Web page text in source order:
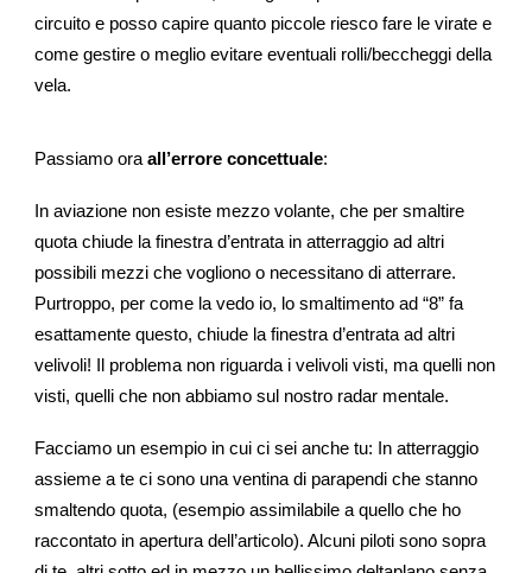
circuito e posso capire quanto piccole riesco fare le virate e
come gestire o meglio evitare eventuali rolli/beccheggi della
vela.
Passiamo oraall’errore concettuale:
In aviazione non esiste mezzo volante, che per smaltire
quota chiude la finestra d’entrata in atterraggio ad altri
possibili mezzi che vogliono o necessitano di atterrare.
Purtroppo, per come la vedo io, lo smaltimento ad “8” fa
esattamente questo, chiude la finestra d’entrata ad altri
velivoli! Il problema non riguarda i velivoli visti, ma quelli non
visti, quelli che non abbiamo sul nostro radar mentale.
Facciamo un esempio in cui ci sei anche tu: In atterraggio
assieme a te ci sono una ventina di parapendi che stanno
smaltendo quota, (esempio assimilabile a quello che ho
raccontato in apertura dell’articolo). Alcuni piloti sono sopra